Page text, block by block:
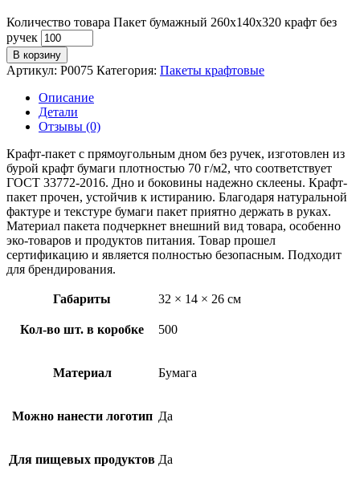
Количество товара Пакет бумажный 260х140х320 крафт без
ручек
В корзину
Артикул: P0075 Категория: Пакеты крафтовые
Описание
Детали
Отзывы (0)
Крафт-пакет с прямоугольным дном без ручек, изготовлен из
бурой крафт бумаги плотностью 70 г/м2, что соответствует
ГОСТ 33772-2016. Дно и боковины надежно склеены. Крафт-
пакет прочен, устойчив к истиранию. Благодаря натуральной
фактуре и текстуре бумаги пакет приятно держать в руках.
Материал пакета подчеркнет внешний вид товара, особенно
эко-товаров и продуктов питания. Товар прошел
сертификацию и является полностью безопасным. Подходит
для брендирования.
Габариты 32 × 14 × 26 см
Кол-во шт. в коробке 500
Материал Бумага
Можно нанести логотип Да
Для пищевых продуктов Да